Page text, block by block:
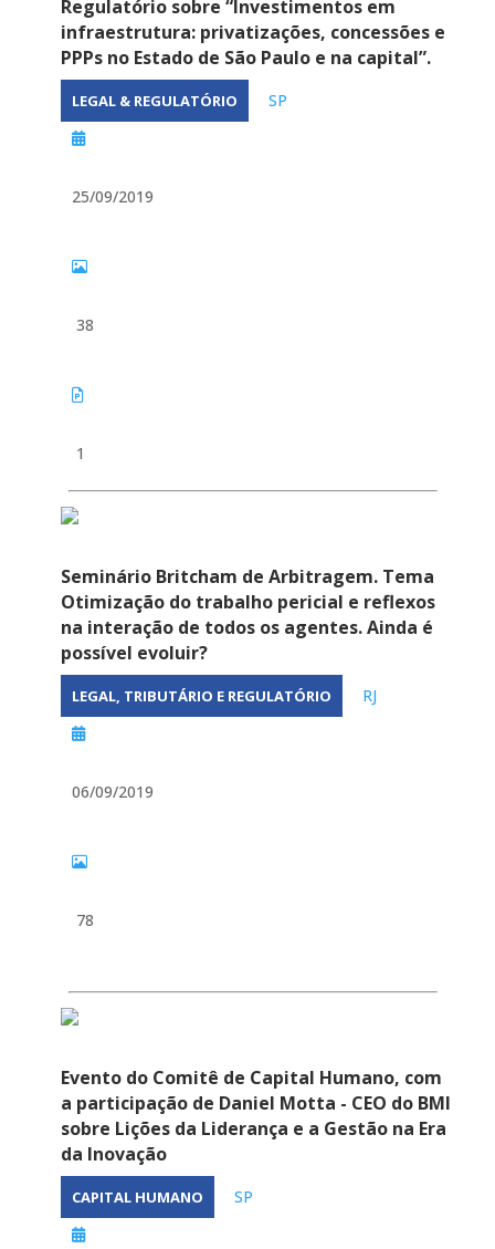
Regulatório sobre “Investimentos em
infraestrutura: privatizações, concessões e
PPPs no Estado de São Paulo e na capital”.
LEGAL & REGULATÓRIO SP
25/09/2019
38
1
Seminário Britcham de Arbitragem. Tema
Otimização do trabalho pericial e reflexos
na interação de todos os agentes. Ainda é
possível evoluir?
LEGAL, TRIBUTÁRIO E REGULATÓRIO RJ
06/09/2019
78
Evento do Comitê de Capital Humano, com
a participação de Daniel Motta - CEO do BMI
sobre Lições da Liderança e a Gestão na Era
da Inovação
CAPITAL HUMANO SP